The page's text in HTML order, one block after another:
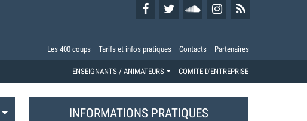
Les 400 coups Tarifs et infos pratiques Contacts Partenaires
ENSEIGNANTS / ANIMATEURS COMITE D'ENTREPRISE
INFORMATIONS PRATIQUES